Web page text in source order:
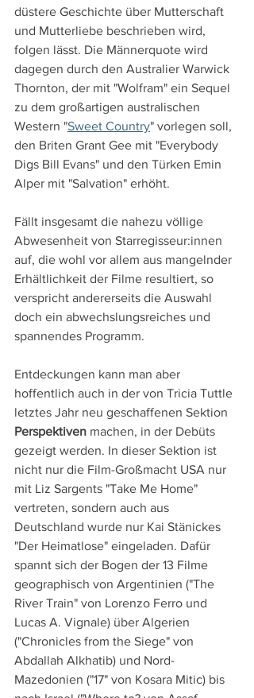
düstere Geschichte über Mutterschaft
und Mutterliebe beschrieben wird,
folgen lässt. Die Männerquote wird
dagegen durch den Australier Warwick
Thornton, der mit "Wolfram" ein Sequel
zu dem großartigen australischen
Western "Sweet Country" vorlegen soll,
den Briten Grant Gee mit "Everybody
Digs Bill Evans" und den Türken Emin
Alper mit "Salvation" erhöht.
Fällt insgesamt die nahezu völlige
Abwesenheit von Starregisseur:innen
auf, die wohl vor allem aus mangelnder
Erhältlichkeit der Filme resultiert, so
verspricht andererseits die Auswahl
doch ein abwechslungsreiches und
spannendes Programm.
Entdeckungen kann man aber
hoffentlich auch in der von Tricia Tuttle
letztes Jahr neu geschaffenen Sektion
Perspektiven machen, in der Debüts
gezeigt werden. In dieser Sektion ist
nicht nur die Film-Großmacht USA nur
mit Liz Sargents "Take Me Home"
vertreten, sondern auch aus
Deutschland wurde nur Kai Stänickes
"Der Heimatlose" eingeladen. Dafür
spannt sich der Bogen der 13 Filme
geographisch von Argentinien ("The
River Train" von Lorenzo Ferro und
Lucas A. Vignale) über Algerien
("Chronicles from the Siege" von
Abdallah Alkhatib) und Nord-
Mazedonien ("17" von Kosara Mitic) bis